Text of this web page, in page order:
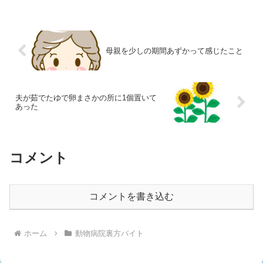
母親を少しの期間あずかって感じたこと
夫が茹でたゆで卵まさかの所に1個置いて
あった
コメント
コメントを書き込む
ホーム 動物病院裏方バイト